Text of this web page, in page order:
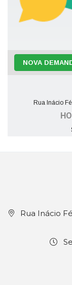
NOVA
Rua Inácio
Rua Inácio